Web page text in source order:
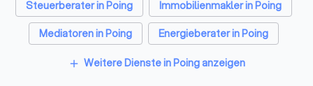
Steuerberater in Poing
Immobilienmakler in Poing
Mediatoren in Poing
Energieberater in Poing
add Weitere Dienste in Poing anzeigen